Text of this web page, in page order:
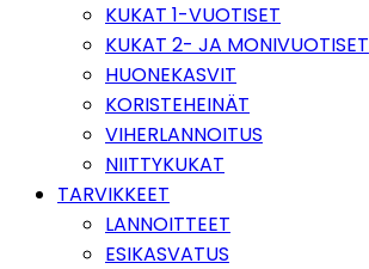
KUKAT 1-VUOTISET
KUKAT 2- JA MONIVUOTISET
HUONEKASVIT
KORISTEHEINÄT
VIHERLANNOITUS
NIITTYKUKAT
TARVIKKEET
LANNOITTEET
ESIKASVATUS